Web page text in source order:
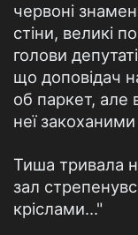
червоні
стіни, великі
голови
що доповідач
об паркет, але
неї
Тиша тривала
зал
кріслами..."